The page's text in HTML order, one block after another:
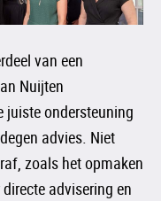
van een
Nuijten
juiste ondersteuning
advies. Niet
zoals het opmaken
advisering en